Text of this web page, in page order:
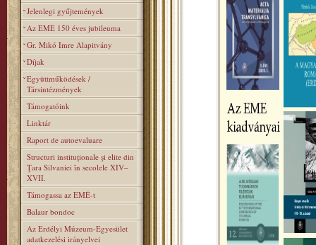
Jelenlegi gyűjtemények
Az EME 150 éves jubileuma
Gr. Mikó Imre Alapitvány
Díjak
Együttműködések /
Társintézmények
Támogatóink
Linktár
Raport de autoevaluare
Structuri instituţionale şi elite din
Ţara Silvaniei în secolele XIV–
XVII.
Támogassa az EMÉ-t
Balaur bondoc
Az Erdélyi Múzeum-Egyesület
adatkezelési irányelvei